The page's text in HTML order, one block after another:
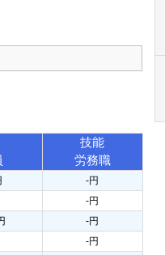
技能
労務職
-円
-円
-円
-円